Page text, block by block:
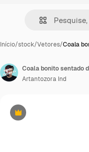
Início/stock/Vetores/Coala
Premium
Coala bonito sentado
Artantozora Ind